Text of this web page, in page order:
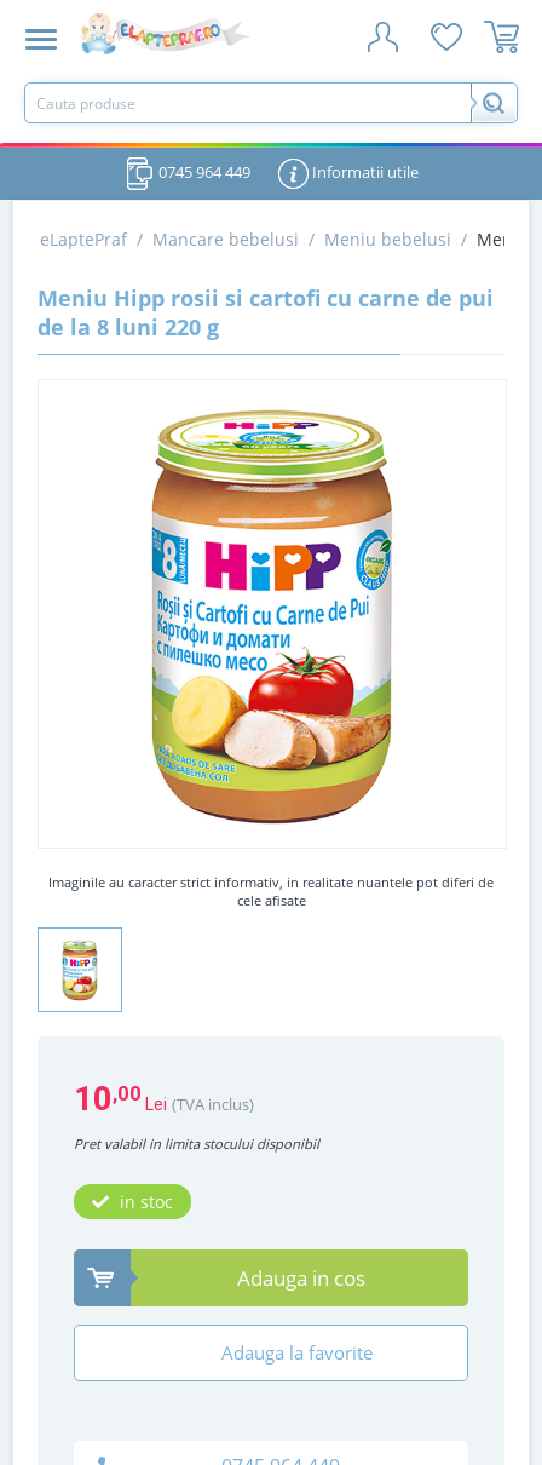
0745 964 449 Informatii utile
eLaptePraf / Mancare bebelusi / Meniu bebelusi / Meniu
Meniu Hipp rosii si cartofi cu carne de pui
de la 8 luni 220 g
Imaginile au caracter strict informativ, in realitate nuantele pot diferi de
cele afisate
10,00 Lei (TVA inclus)
Pret valabil in limita stocului disponibil
in stoc
Adauga in cos
Adauga la favorite